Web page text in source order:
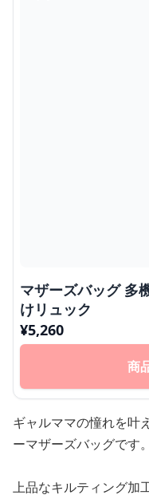
マザーズバッグ 多
けリュック
¥5,260
商
ギャルママの憧れを叶
ーマザーズバッグです。
上品なキルティング加